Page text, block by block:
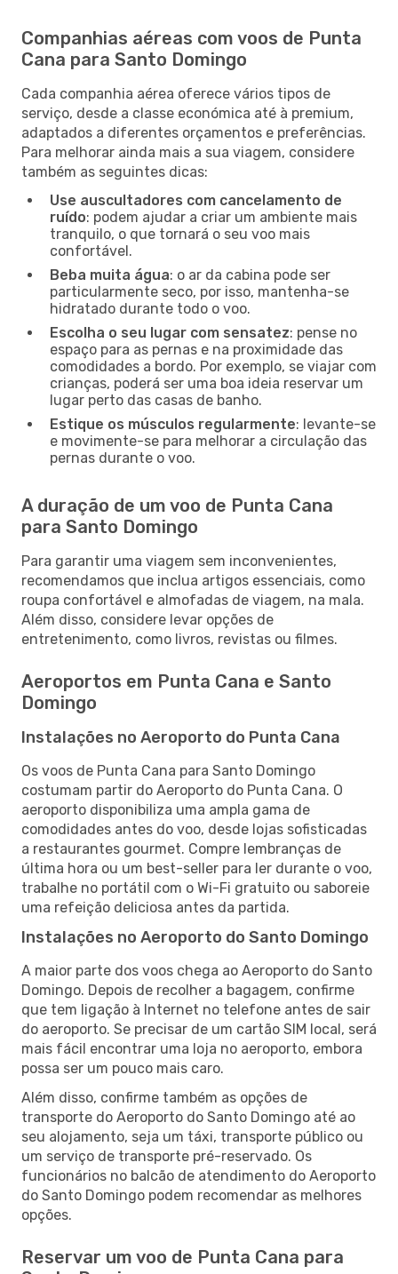
Companhias aéreas com voos de Punta
Cana para Santo Domingo
Cada companhia aérea oferece vários tipos de
serviço, desde a classe económica até à premium,
adaptados a diferentes orçamentos e preferências.
Para melhorar ainda mais a sua viagem, considere
também as seguintes dicas:
Use auscultadores com cancelamento de
ruído: podem ajudar a criar um ambiente mais
tranquilo, o que tornará o seu voo mais
confortável.
Beba muita água: o ar da cabina pode ser
particularmente seco, por isso, mantenha-se
hidratado durante todo o voo.
Escolha o seu lugar com sensatez: pense no
espaço para as pernas e na proximidade das
comodidades a bordo. Por exemplo, se viajar com
crianças, poderá ser uma boa ideia reservar um
lugar perto das casas de banho.
Estique os músculos regularmente: levante-se
e movimente-se para melhorar a circulação das
pernas durante o voo.
A duração de um voo de Punta Cana
para Santo Domingo
Para garantir uma viagem sem inconvenientes,
recomendamos que inclua artigos essenciais, como
roupa confortável e almofadas de viagem, na mala.
Além disso, considere levar opções de
entretenimento, como livros, revistas ou filmes.
Aeroportos em Punta Cana e Santo
Domingo
Instalações no Aeroporto do Punta Cana
Os voos de Punta Cana para Santo Domingo
costumam partir do Aeroporto do Punta Cana. O
aeroporto disponibiliza uma ampla gama de
comodidades antes do voo, desde lojas sofisticadas
a restaurantes gourmet. Compre lembranças de
última hora ou um best-seller para ler durante o voo,
trabalhe no portátil com o Wi-Fi gratuito ou saboreie
uma refeição deliciosa antes da partida.
Instalações no Aeroporto do Santo Domingo
A maior parte dos voos chega ao Aeroporto do Santo
Domingo. Depois de recolher a bagagem, confirme
que tem ligação à Internet no telefone antes de sair
do aeroporto. Se precisar de um cartão SIM local, será
mais fácil encontrar uma loja no aeroporto, embora
possa ser um pouco mais caro.
Além disso, confirme também as opções de
transporte do Aeroporto do Santo Domingo até ao
seu alojamento, seja um táxi, transporte público ou
um serviço de transporte pré-reservado. Os
funcionários no balcão de atendimento do Aeroporto
do Santo Domingo podem recomendar as melhores
opções.
Reservar um voo de Punta Cana para